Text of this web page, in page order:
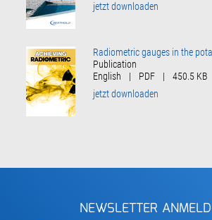
jetzt downloaden
Radiometric gauges in the
Publication
English
| PDF |
450.5 KB
jetzt downloaden
NEWSLETTER